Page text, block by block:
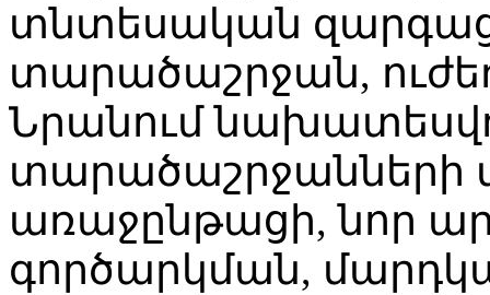
տնտեսական
տարածաշրջան,
Նրանում
առաջընթացի, նոր
գործարկման,